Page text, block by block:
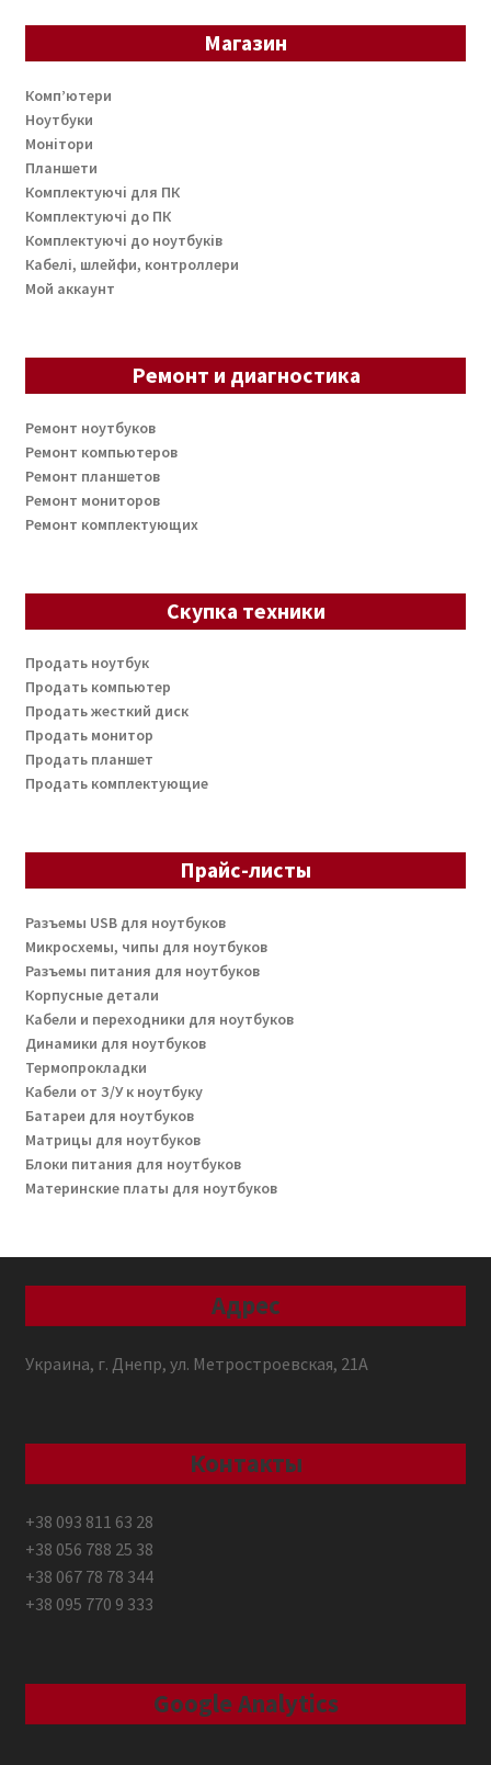
Магазин
Комп’ютери
Ноутбуки
Монітори
Планшети
Комплектуючі для ПК
Комплектуючі до ПК
Комплектуючі до ноутбуків
Кабелі, шлейфи, контроллери
Мой аккаунт
Ремонт и диагностика
Ремонт ноутбуков
Ремонт компьютеров
Ремонт планшетов
Ремонт мониторов
Ремонт комплектующих
Скупка техники
Продать ноутбук
Продать компьютер
Продать жесткий диск
Продать монитор
Продать планшет
Продать комплектующие
Прайс-листы
Разъемы USB для ноутбуков
Микросхемы, чипы для ноутбуков
Разъемы питания для ноутбуков
Корпусные детали
Кабели и переходники для ноутбуков
Динамики для ноутбуков
Термопрокладки
Кабели от З/У к ноутбуку
Батареи для ноутбуков
Матрицы для ноутбуков
Блоки питания для ноутбуков
Материнские платы для ноутбуков
Адрес
Украина, г. Днепр, ул. Метростроевская, 21А
Контакты
+38 093 811 63 28
+38 056 788 25 38
+38 067 78 78 344
+38 095 770 9 333
Google Analytics